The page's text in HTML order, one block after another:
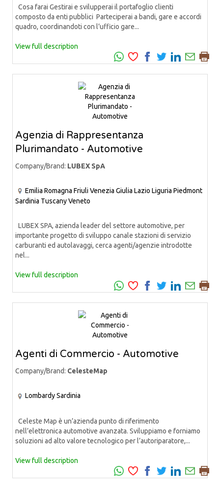
Cosa farai Gestirai e svilupperai il portafoglio clienti
composto da enti pubblici Parteciperai a bandi, gare e accordi
quadro, coordinandoti con l’ufficio gare...
View full description
Agenzia di Rappresentanza
Plurimandato - Automotive
Company/Brand: LUBEX SpA
Emilia Romagna Friuli Venezia Giulia Lazio Liguria Piedmont
Sardinia TuscanyVeneto
LUBEX SPA, azienda leader del settore automotive, per
importante progetto di sviluppo canale stazioni di servizio
carburanti ed autolavaggi, cerca agenti/agenzie introdotte
nel...
View full description
Agenti di Commercio - Automotive
Company/Brand: CelesteMap
LombardySardinia
Celeste Map è un’azienda punto di riferimento
nell’elettronica automotive avanzata. Sviluppiamo e forniamo
soluzioni ad alto valore tecnologico per l’autoriparatore,...
View full description